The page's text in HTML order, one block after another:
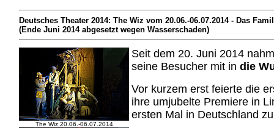
Deutsches Theater 2014: The Wiz vom 20.06.-06.07.2014 - Das
(Ende Juni 2014 abgesetzt wegen Wasserschaden)
The Wiz 20.06.-06.07.2014
Seit dem 20. Juni 2014
seine Besucher mit in die
Vor kurzem erst feierte die
ihre umjubelte Premiere in
ersten Mal in Deutschland